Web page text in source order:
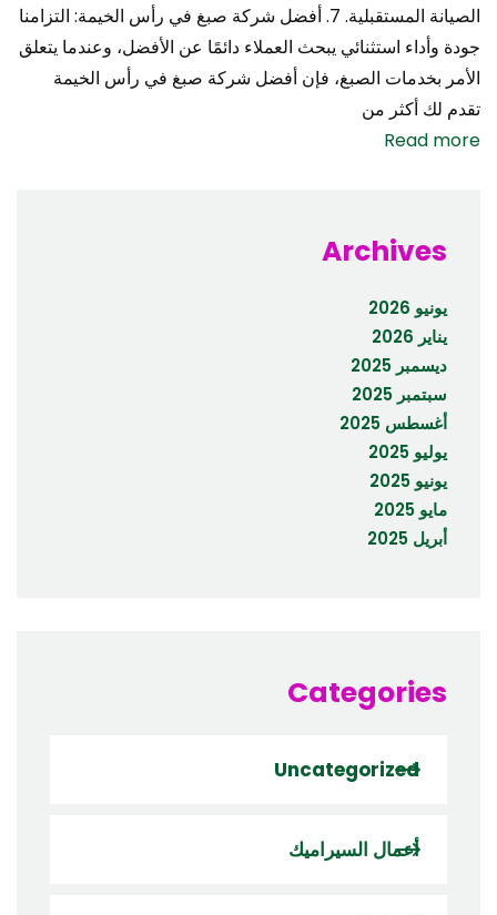
الصيانة المستقبلية. 7. أفضل شركة صبغ في رأس الخيمة: التزامنا
جودة وأداء استثنائي يبحث العملاء دائمًا عن الأفضل، وعندما يتعلق
الأمر بخدمات الصبغ، فإن أفضل شركة صبغ في رأس الخيمة
تقدم لك أكثر من
Read more
Archives
يونيو 2026
يناير 2026
ديسمبر 2025
سبتمبر 2025
أغسطس 2025
يوليو 2025
يونيو 2025
مايو 2025
أبريل 2025
Categories
Uncategorized
أعمال السيراميك